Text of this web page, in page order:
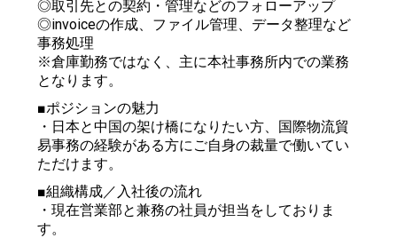
◎取引先との契約・管理などのフォローアップ
◎invoiceの作成、ファイル管理、データ整理など
事務処理
※倉庫勤務ではなく、主に本社事務所内での業務
となります。
■ポジションの魅力
・日本と中国の架け橋になりたい方、国際物流貿
易事務の経験がある方にご自身の裁量で働いてい
ただけます。
■組織構成／入社後の流れ
・現在営業部と兼務の社員が担当をしておりま
す。